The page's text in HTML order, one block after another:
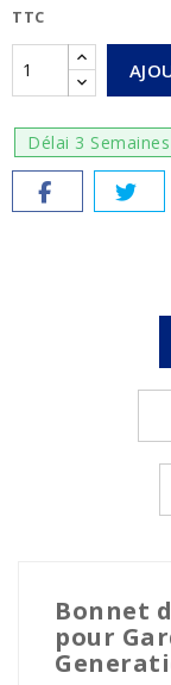
TTC
Délai 3 Semaines
Bonnet
pour